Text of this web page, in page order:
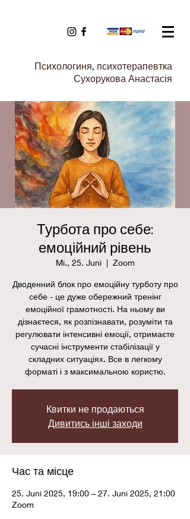
Психологиня, психотерапевтка
Сухорукова Анастасія
Турбота про себе:
емоційний рівень
Mi., 25. Juni
  |
Zoom
Дводенний блок про емоційну турботу про
себе - це дуже обережний тренінг
емоційної грамотності. На ньому ви
дізнаєтеся, як розпізнавати, розуміти та
регулювати інтенсивні емоції, отримаєте
сучасні інструменти стабілізації у
складних ситуаціях. Все в легкому
форматі і з максимальною користю.
Квитки не продаються
Дивитись інші заходи
Час та місце
25. Juni 2025, 19:00 – 27. Juni 2025, 21:00
Zoom